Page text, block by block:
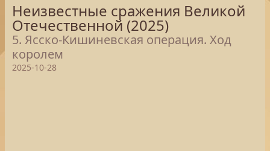
Неизвестные сражения Великой
Отечественной (2025)
5. Ясско-Кишиневская операция. Ход
королем
2025-10-28